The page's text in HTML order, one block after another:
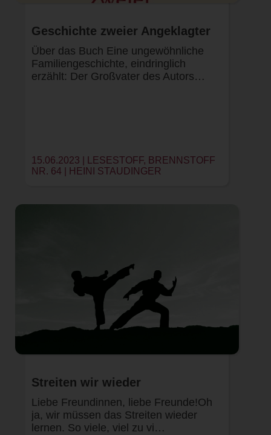
Geschichte zweier Angeklagter
Über das Buch Eine ungewöhnliche
Familiengeschichte, eindringlich
erzählt: Der Großvater des Autors…
15.06.2023 | LESESTOFF, BRENNSTOFF
NR. 64 |
HEINI STAUDINGER
Streiten wir wieder
Liebe Freundinnen, liebe Freunde!Oh
ja, wir müssen das Streiten wieder
lernen. So viele, viel zu vi…